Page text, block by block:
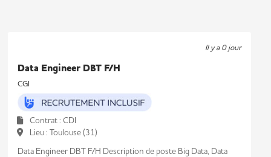
Il y a 0 jour
Data Engineer DBT F/H
CGI
Contrat : CDI
Lieu : Toulouse (31)
Data Engineer DBT F/H Description de poste Big Data, Data